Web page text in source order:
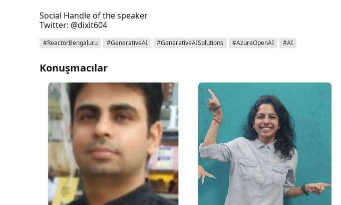
Social Handle of the speaker
Twitter: @dixit604
#ReactorBengaluru #GenerativeAI #GenerativeAISolutions #AzureOpenAI #AI
Konuşmacılar